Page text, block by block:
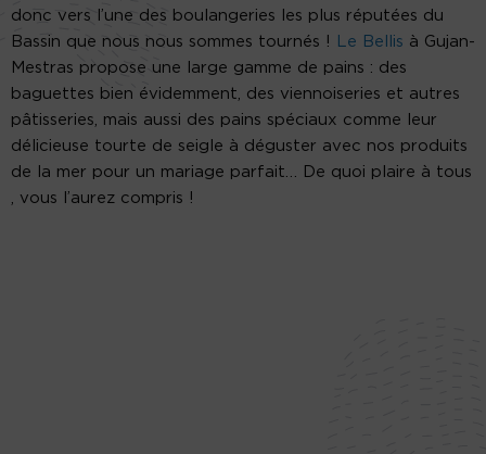
donc vers l’une des boulangeries les plus réputées du
Bassin que nous nous sommes tournés !
Le Bellis à Gujan-
Mestras propose une large gamme de pains : des
baguettes bien évidemment, des viennoiseries et autres
pâtisseries, mais aussi des pains spéciaux comme leur
délicieuse tourte de seigle à déguster avec nos produits
de la mer pour un mariage parfait… De quoi plaire à tous
, vous l’aurez compris !